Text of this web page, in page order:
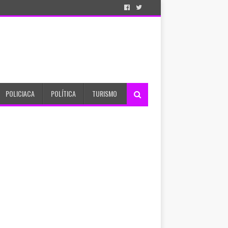
POLICIACA POLÍTICA TURISMO